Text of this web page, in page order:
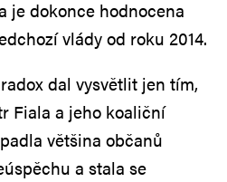
je dokonce hodnocena
vlády od roku 2014.
dal vysvětlit jen tím,
Fiala a jeho koaliční
většina občanů
a stala se